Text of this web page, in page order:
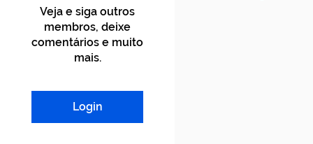
Veja e siga outros
membros, deixe
comentários e muito
mais.
Login